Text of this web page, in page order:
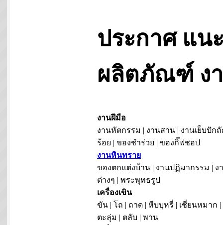
ประกาศ แน
ผลิตภัณฑ์ ง
งานฝีมือ
งานหัตกรรม | งานสาน | งานเย็บปัก
ร้อย | ของชำร่วย | ของกิ๊ฟชอป
งานหินทราย
ของตกแต่งบ้าน | งานปฏิมากรรม | ง
ต่างๆ | พระพุทธรูป
เครื่องเขิน
ขัน | โถ | ถาด | หีบบุหรี่ | เชี่ยนหมาก |
ตะลุ่ม | ตลับ | พาน